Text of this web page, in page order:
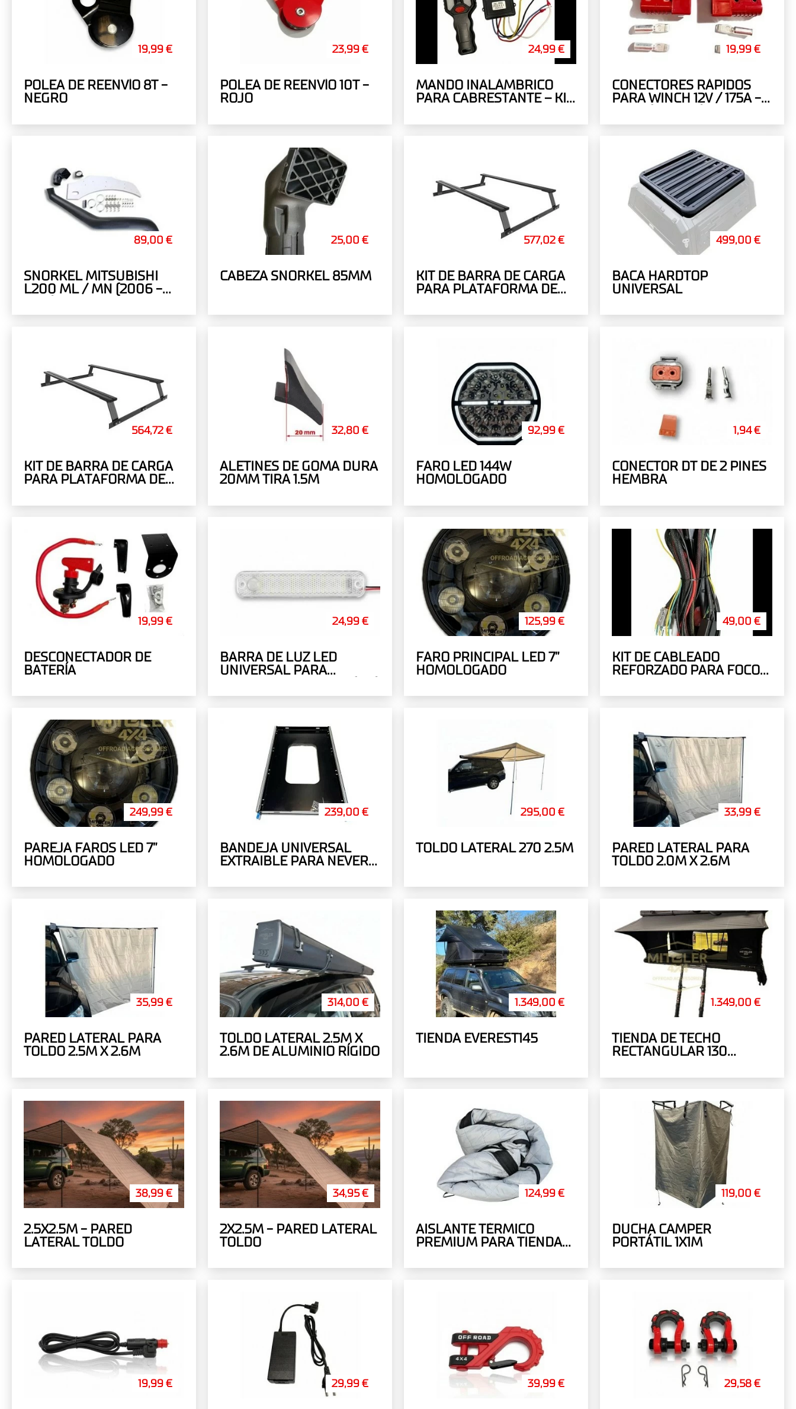
19,99 €
POLEA DE REENVÍO 8T -
NEGRO
23,99 €
POLEA DE REENVÍO 10T -
ROJO
24,99 €
MANDO INALÁMBRICO
PARA CABRESTANTE – KIT
19,99 €
CONECTORES RÁPIDOS
PARA WINCH 12V / 175A -
89,00 €
SNORKEL MITSUBISHI
L200 ML / MN (2006 -
(2008 - 2015)
25,00 €
CABEZA SNORKEL 85MM
577,02 €
KIT DE BARRA DE CARGA
PARA PLATAFORMA DE
RUNNER, 1475 MM
499,00 €
BACA HARDTOP
UNIVERSAL
564,72 €
KIT DE BARRA DE CARGA
PARA PLATAFORMA DE
RUNNER, 1345 MM
32,80 €
ALETINES DE GOMA DURA
20MM TIRA 1.5M
92,99 €
FARO LED 144W
HOMOLOGADO
1,94 €
CONECTOR DT DE 2 PINES
HEMBRA
19,99 €
DESCONECTADOR DE
BATERÍA
24,99 €
BARRA DE LUZ LED
UNIVERSAL PARA
125,99 €
FARO PRINCIPAL LED 7”
HOMOLOGADO
49,00 €
KIT DE CABLEADO
REFORZADO PARA FOCOS
249,99 €
PAREJA FAROS LED 7”
HOMOLOGADO
239,00 €
BANDEJA UNIVERSAL
EXTRAIBLE PARA NEVERA
295,00 €
TOLDO LATERAL 270 2.5M
33,99 €
PARED LATERAL PARA
TOLDO 2.0M X 2.6M
35,99 €
PARED LATERAL PARA
TOLDO 2.5M X 2.6M
314,00 €
TOLDO LATERAL 2.5M X
2.6M DE ALUMINIO RÍGIDO
1.349,00 €
TIENDA EVEREST145
1.349,00 €
TIENDA DE TECHO
RECTANGULAR 130
38,99 €
2.5X2.5M - PARED
LATERAL TOLDO
34,95 €
2X2.5M - PARED LATERAL
TOLDO
124,99 €
AISLANTE TÉRMICO
PREMIUM PARA TIENDA
119,00 €
DUCHA CAMPER
PORTÁTIL 1X1M
19,99 € 29,99 € 39,99 € 29,58 €